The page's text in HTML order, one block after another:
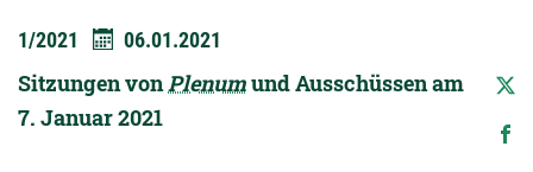
1/2021 06.01.2021
Sitzungen vonPlenumund Ausschüssen am
7. Januar 2021